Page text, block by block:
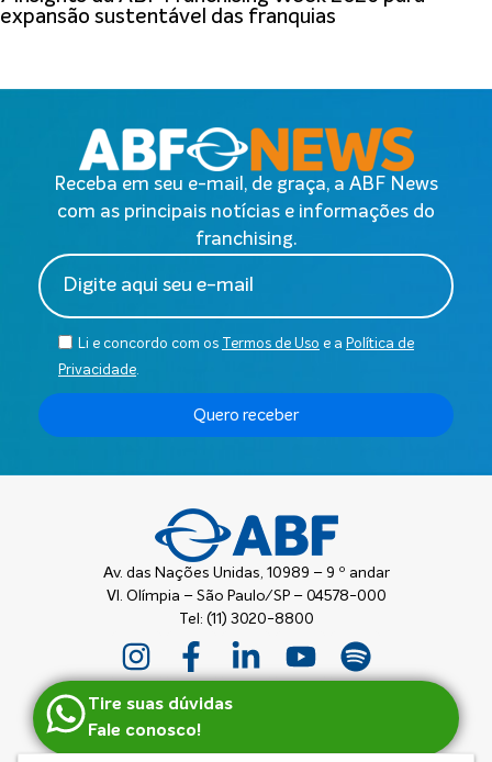
expansão sustentável das franquias
Receba em seu e-mail, de graça, a ABF News
com as principais notícias e informações do
franchising.
Li e concordo com os Termos de Uso e a Política de
Privacidade.
Quero receber
Av. das Nações Unidas, 10989 – 9 º andar
Vl. Olímpia – São Paulo/SP – 04578-000
Tel: (11) 3020-8800
Tire suas dúvidas
Fale conosco!